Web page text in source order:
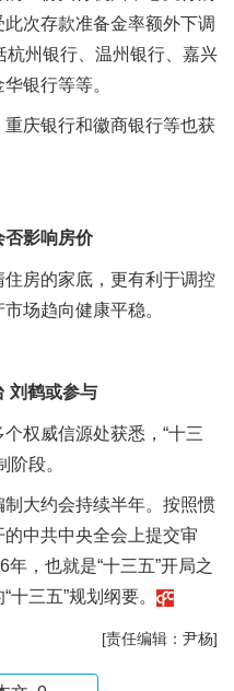
次存款准备金率额外下调
州银行、温州银行、嘉兴
银行等等。
庆银行和徽商银行等也获
否影响房价
房的家底，更有利于调控
场趋向健康平稳。
刘鹤或参与
权威信源处获悉，“十三
阶段。
大约会持续半年。按照惯
中共中央全会上提交审
，也就是“十三五”开局之
三五”规划纲要。
[责任编辑：尹杨]